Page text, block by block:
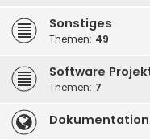
Sonstiges
Themen: 49
Software
Themen: 7